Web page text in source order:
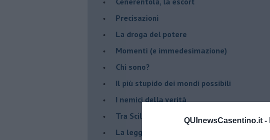
QUInewsCasentino.it -
Precisazioni
La droga del potere
Momenti (e immedesimazione)
Chi sono?
Il più stupido dei mondi possibili
I nemici della verità
Tra Scilla e Cariddi
La legge del più forte